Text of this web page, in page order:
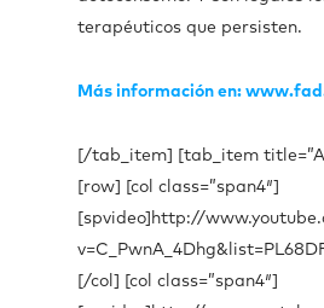
terapéuticos que persisten.
Más información en:
[/tab_item] [tab_item
[row] [col class=”span4″]
[spvideo]http://
[/col] [col class=”span4″]